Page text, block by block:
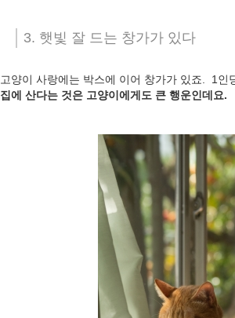
3. 햇빛 잘 드는 창가가 있다
고양이 사랑에는 박스에 이어 창가가 있죠. 1인
집에 산다는 것은 고양이에게도 큰 행운인데요.